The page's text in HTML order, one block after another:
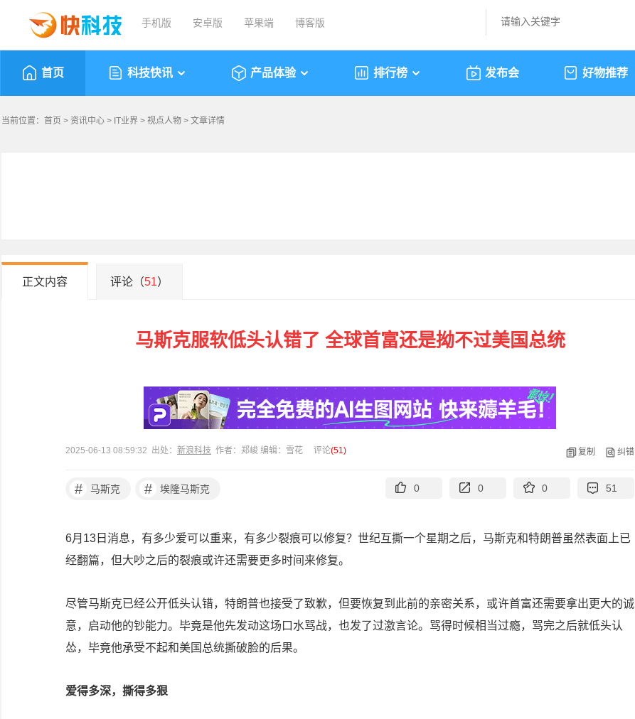
手机版 安卓版 苹果端 博客版
首页 科技快讯 产品体验 排行榜 发布会 好物推荐
当前位置： 首页 > 资讯中心 > IT业界 > 视点人物 > 文章详情
正文内容 评论（51）
马斯克服软低头认错了 全球首富还是拗不过美国总统
2025-06-13 08:59:32 出处： 新浪科技 作者：郑峻 编辑：雪花 评论(51) 复制 纠错
# 马斯克 # 埃隆马斯克 0 0 0 51
6月13日消息，有多少爱可以重来，有多少裂痕可以修复？世纪互撕一个星期之后，马斯克和特朗普虽然表面上已
经翻篇，但大吵之后的裂痕或许还需要更多时间来修复。
尽管马斯克已经公开低头认错，特朗普也接受了致歉，但要恢复到此前的亲密关系，或许首富还需要拿出更大的诚
意，启动他的钞能力。毕竟是他先发动这场口水骂战，也发了过激言论。骂得时候相当过瘾，骂完之后就低头认
怂，毕竟他承受不起和美国总统撕破脸的后果。
爱得多深，撕得多狠